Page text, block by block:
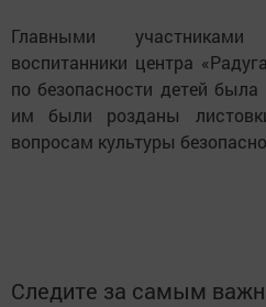
Главными
воспитанники центра
по безопасности детей
им были розданы
вопросам культуры
Следите за самым